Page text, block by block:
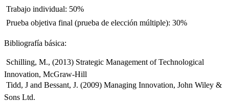
 Trabajo individual: 50%
 Prueba objetiva final (prueba de elección múltiple): 30%
Bibliografía básica:
 Schilling, M., (2013) Strategic Management of Technological
Innovation, McGraw-Hill
 Tidd, J and Bessant, J. (2009) Managing Innovation, John Wiley &
Sons Ltd.